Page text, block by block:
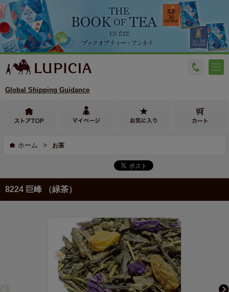
Global Shipping Guidance
ホーム > お茶
8224 巨峰 （緑茶）